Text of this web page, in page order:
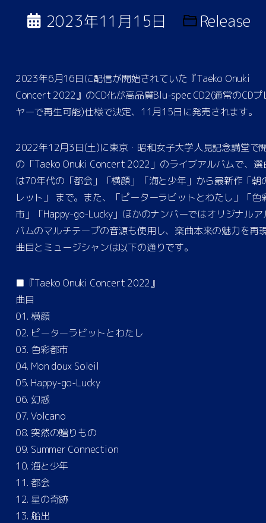
2023年11月15日 Release
2023年6月16日に配信が開始されていた『Taeko Onuki
Concert 2022』のCD化が高品質Blu-spec CD2(通常のCDプ
ヤーで再生可能)仕様で決定、11月15日に発売されます。
2022年12月3日(土)に東京・昭和女子大学人見記念講堂で
の「Taeko Onuki Concert 2022」のライブアルバムで、選
は70年代の「都会」「横顔」「海と少年」から最新作「朝
レット」 まで。また、「ピーターラビットとわたし」「色
市」「Happy-go-Lucky」ほかのナンバーではオリジナルア
バムのマルチテープの音源も使用し、楽曲本来の魅力を再
曲目とミュージシャンは以下の通りです。
■『Taeko Onuki Concert 2022』
曲目
01. 横顔
02. ピーターラビットとわたし
03. 色彩都市
04. Mon doux Soleil
05. Happy-go-Lucky
06. 幻惑
07. Volcano
08. 突然の贈りもの
09. Summer Connection
10. 海と少年
11. 都会
12. 星の奇跡
13. 船出